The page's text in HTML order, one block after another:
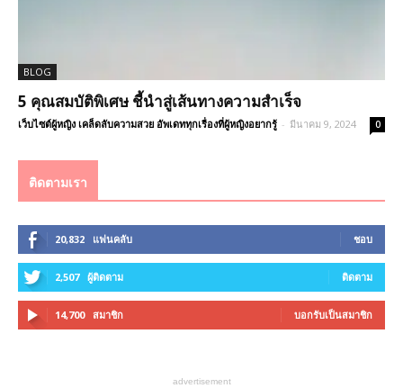
BLOG
5 คุณสมบัติพิเศษ ชี้นำสู่เส้นทางความสำเร็จ
เว็บไซต์ผู้หญิง เคล็ดลับความสวย อัพเดททุกเรื่องที่ผู้หญิงอยากรู้ - มีนาคม 9, 2024 0
ติดตามเรา
20,832 แฟนคลับ ชอบ
2,507 ผู้ติดตาม ติดตาม
14,700 สมาชิก บอกรับเป็นสมาชิก
advertisement